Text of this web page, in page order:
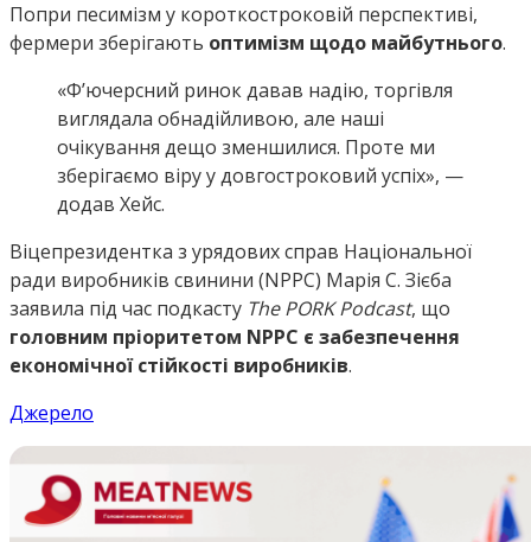
Попри песимізм у короткостроковій перспективі,
фермери зберігають оптимізм щодо майбутнього.
«Ф’ючерсний ринок давав надію, торгівля
виглядала обнадійливою, але наші
очікування дещо зменшилися. Проте ми
зберігаємо віру у довгостроковий успіх», —
додав Хейс.
Віцепрезидентка з урядових справ Національної
ради виробників свинини (NPPC) Марія С. Зієба
заявила під час подкасту The PORK Podcast, що
головним пріоритетом NPPC є забезпечення
економічної стійкості виробників.
Джерело